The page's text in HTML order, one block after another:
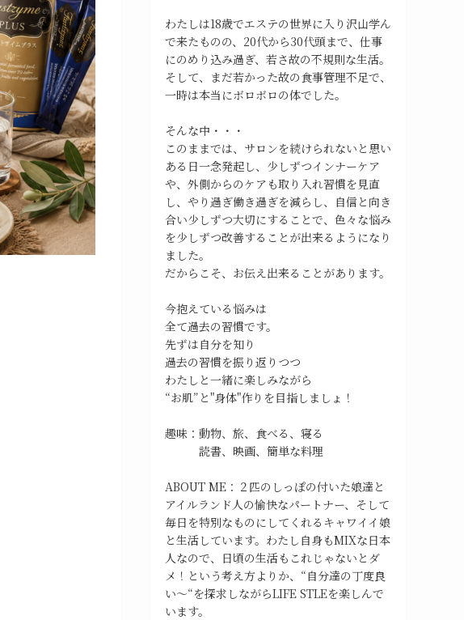
わたしは18歳でエステの世界に入り沢山学ん
で来たものの、20代から30代頭まで、仕事
にのめり込み過ぎ、若さ故の不規則な生活。
そして、まだ若かった故の食事管理不足で、
一時は本当にボロボロの体でした。
そんな中・・・
このままでは、サロンを続けられないと思い
ある日一念発起し、少しずつインナーケア
や、外側からのケアも取り入れ習慣を見直
し、やり過ぎ働き過ぎを減らし、自信と向き
合い少しずつ大切にすることで、色々な悩み
を少しずつ改善することが出来るようになり
ました。
だからこそ、お伝え出来ることがあります。
今抱えている悩みは
全て過去の習慣です。
先ずは自分を知り
過去の習慣を振り返りつつ
わたしと一緒に楽しみながら
“お肌”と"身体"作りを目指しましょ！
趣味：動物、旅、食べる、寝る
読書、映画、簡単な料理
ABOUT ME：２匹のしっぽの付いた娘達と
アイルランド人の愉快なパートナー、そして
毎日を特別なものにしてくれるキャワイイ娘
と生活しています。わたし自身もMIXな日本
人なので、日頃の生活もこれじゃないとダ
メ！という考え方よりか、“自分達の丁度良
い〜“を探求しながらLIFE STLEを楽しんで
います。